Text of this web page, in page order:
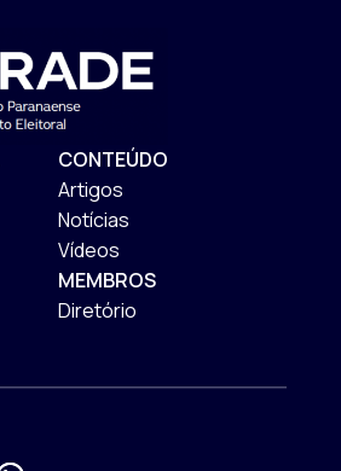
CONTEÚDO
Artigos
Notícias
Vídeos
MEMBROS
Diretório